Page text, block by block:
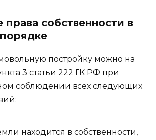
права собственности в
постройку можно на
3 статьи 222 ГК РФ при
соблюдении всех следующих
находится в собственности,